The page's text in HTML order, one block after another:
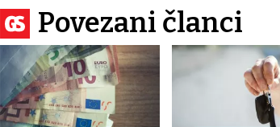
Povezani članci